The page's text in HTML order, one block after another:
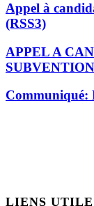
Appel à
(RSS3)
APPEL A
Communiqué:
LIENS